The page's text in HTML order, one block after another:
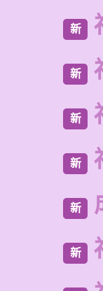
新
新
新
新
新
新